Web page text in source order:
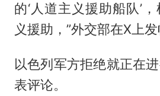
的‘人道主义援助船队’
义援助，”外交部在X上发
以色列军方拒绝就正在
表评论。